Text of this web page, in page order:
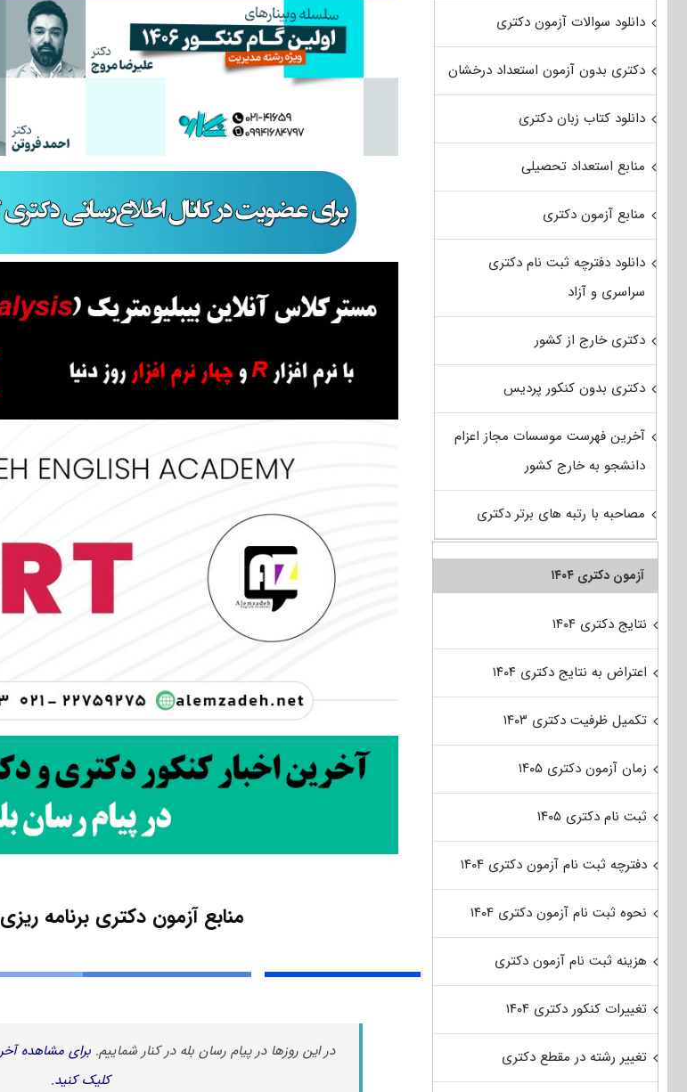
منابع آزمون دکتری برنامه
در این روزها در پیام رسان بله در کنار شماییم. برای مشاهده
کلیک کنید.
دانلود سوالات آزمون دکتری
دکتری بدون آزمون استعداد درخشان
دانلود کتاب زبان دکتری
منابع استعداد تحصیلی
منابع آزمون دکتری
دانلود دفترچه ثبت نام دکتری
سراسری و آزاد
دکتری خارج از کشور
دکتری بدون کنکور پردیس
آخرین فهرست موسسات مجاز اعزام
دانشجو به خارج کشور
مصاحبه با رتبه های برتر دکتری
آزمون دکتری ۱۴۰۴
نتایج دکتری ۱۴۰۴
اعتراض به نتایج دکتری ۱۴۰۴
تکمیل ظرفیت دکتری ۱۴۰۳
زمان آزمون دکتری ۱۴۰۵
ثبت نام دکتری ۱۴۰۵
دفترچه ثبت نام آزمون دکتری ۱۴۰۴
نحوه ثبت نام آزمون دکتری ۱۴۰۴
هزینه ثبت نام آزمون دکتری
تغییرات کنکور دکتری ۱۴۰۴
تغییر رشته در مقطع دکتری